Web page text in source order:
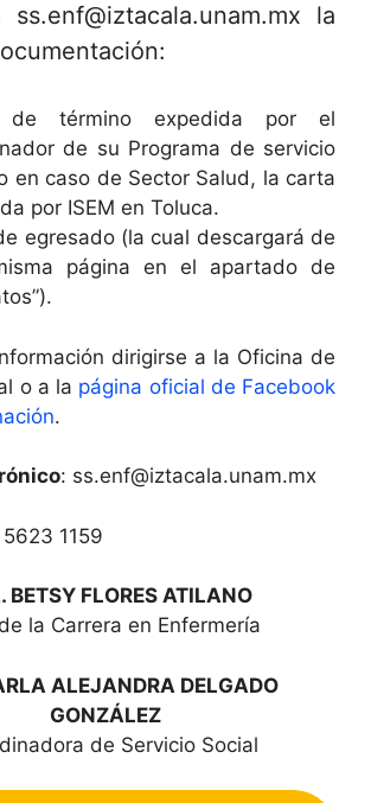
ss.enf@iztacala.unam.mx la
de término expedida por el
de su Programa de servicio
en caso de Sector Salud, la carta
por ISEM en Toluca.
egresado (la cual descargará de
página en el apartado de
dirigirse a la Oficina de
o a la página oficial de Facebook
.
: ss.enf@iztacala.unam.mx
1159
BETSY FLORES ATILANO
la Carrera en Enfermería
ALEJANDRA DELGADO
GONZÁLEZ
de Servicio Social